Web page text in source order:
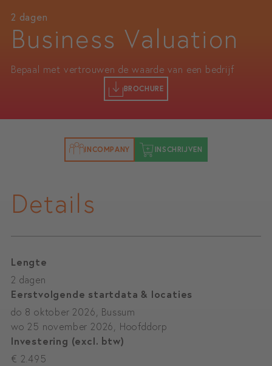
2 dagen
Business Valuation
Bepaal met vertrouwen de waarde van een bedrijf
BROCHURE
INCOMPANY INSCHRIJVEN
Details
Lengte
2 dagen
Eerstvolgende startdata & locaties
do 8 oktober 2026, Bussum
wo 25 november 2026, Hoofddorp
Investering (excl. btw)
€ 2.495